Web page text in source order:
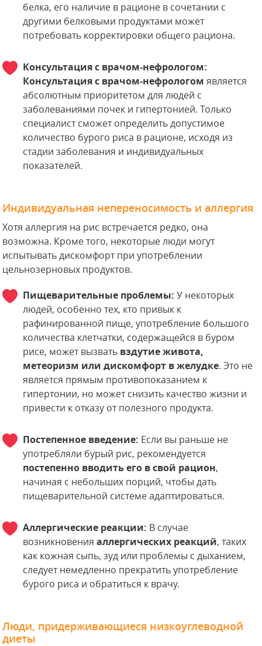
белка, его наличие в рационе в сочетании с
другими белковыми продуктами может
потребовать корректировки общего рациона.
Консультация с врачом-нефрологом:
Консультация с врачом-нефрологом является
абсолютным приоритетом для людей с
заболеваниями почек и гипертонией. Только
специалист сможет определить допустимое
количество бурого риса в рационе, исходя из
стадии заболевания и индивидуальных
показателей.
Индивидуальная непереносимость и аллергия
Хотя аллергия на рис встречается редко, она
возможна. Кроме того, некоторые люди могут
испытывать дискомфорт при употреблении
цельнозерновых продуктов.
Пищеварительные проблемы: У некоторых
людей, особенно тех, кто привык к
рафинированной пище, употребление большого
количества клетчатки, содержащейся в буром
рисе, может вызвать вздутие живота,
метеоризм или дискомфорт в желудке. Это не
является прямым противопоказанием к
гипертонии, но может снизить качество жизни и
привести к отказу от полезного продукта.
Постепенное введение: Если вы раньше не
употребляли бурый рис, рекомендуется
постепенно вводить его в свой рацион,
начиная с небольших порций, чтобы дать
пищеварительной системе адаптироваться.
Аллергические реакции: В случае
возникновенияаллергических реакций, таких
как кожная сыпь, зуд или проблемы с дыханием,
следует немедленно прекратить употребление
бурого риса и обратиться к врачу.
Люди, придерживающиеся низкоуглеводной
диеты